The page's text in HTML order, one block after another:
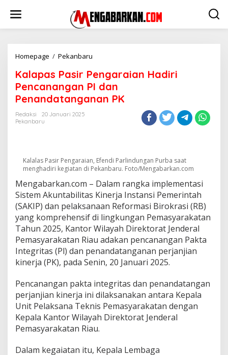
Homepage / Pekanbaru
Pengaraian
Hadiri
Pencanangan
PI
Penandatanganan
Kalapas Pasir Pengaraian Hadiri
Pencanangan PI dan
Penandatanganan PK
Redaksi
20 Januari 2025
Pekanbaru
Kalalas Pasir Pengaraian, Efendi Parlindungan Purba saat
menghadiri kegiatan di Pekanbaru. Foto/Mengabarkan.com
Mengabarkan.com – Dalam rangka implementasi
Sistem Akuntabilitas Kinerja Instansi Pemerintah
(SAKIP) dan pelaksanaan Reformasi Birokrasi (RB)
yang komprehensif di lingkungan Pemasyarakatan
Tahun 2025, Kantor Wilayah Direktorat Jenderal
Pemasyarakatan Riau adakan pencanangan Pakta
Integritas (Pl) dan penandatanganan perjanjian
kinerja (PK), pada Senin, 20 Januari 2025.
Pencanangan pakta integritas dan penandatangan
perjanjian kinerja ini dilaksanakan antara Kepala
Unit Pelaksana Teknis Pemasyarakatan dengan
Kepala Kantor Wilayah Direktorat Jenderal
Pemasyarakatan Riau.
Dalam kegaiatan itu, Kepala Lembaga